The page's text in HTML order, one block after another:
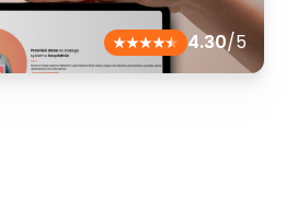
4.30/5